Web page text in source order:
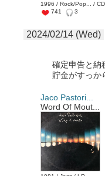
1996 / Rock/Pop... / CD
741
3
2024/02/14 (Wed)
確定申告と納
貯金がすっか
Jaco Pastori...
Word Of Mout...